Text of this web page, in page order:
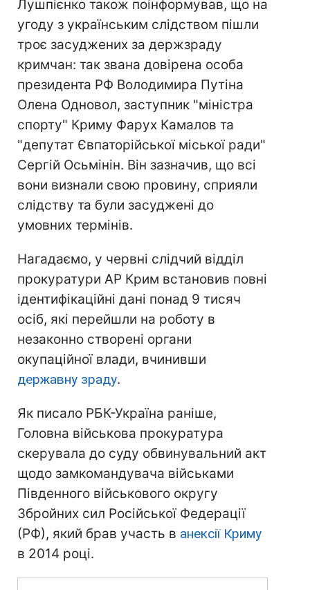
Лушпієнко також поінформував, що на
угоду з українським слідством пішли
троє засуджених за держзраду
кримчан: так звана довірена особа
президента РФ Володимира Путіна
Олена Одновол, заступник "міністра
спорту" Криму Фарух Камалов та
"депутат Євпаторійської міської ради"
Сергій Осьмінін. Він зазначив, що всі
вони визнали свою провину, сприяли
слідству та були засуджені до
умовних термінів.
Нагадаємо, у червні слідчий відділ
прокуратури АР Крим встановив повні
ідентифікаційні дані понад 9 тисяч
осіб, які перейшли на роботу в
незаконно створені органи
окупаційної влади, вчинивши
державну зраду.
Як писало РБК-Україна раніше,
Головна військова прокуратура
скерувала до суду обвинувальний акт
щодо замкомандувача військами
Південного військового округу
Збройних сил Російської Федерації
(РФ), який брав участь в анексії Криму
в 2014 році.